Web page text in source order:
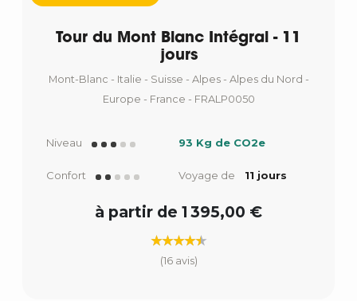
Tour du Mont Blanc Intégral - 11
jours
Mont-Blanc - Italie - Suisse - Alpes - Alpes du Nord -
Europe - France - FRALP0050
Niveau 93 Kg de CO2e
Confort Voyage de 11 jours
à partir de 1 395,00 €
(16 avis)